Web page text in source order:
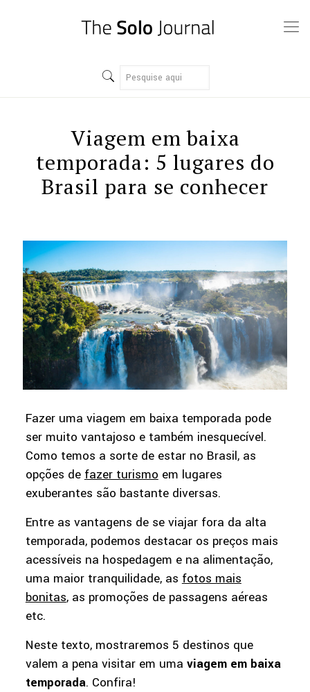
Viagem em baixa
temporada: 5 lugares do
Brasil para se conhecer
Fazer uma viagem em baixa temporada pode
ser muito vantajoso e também inesquecível.
Como temos a sorte de estar no Brasil, as
opções de fazer turismo em lugares
exuberantes são bastante diversas.
Entre as vantagens de se viajar fora da alta
temporada, podemos destacar os preços mais
acessíveis na hospedagem e na alimentação,
uma maior tranquilidade, as fotos mais
bonitas, as promoções de passagens aéreas
etc.
Neste texto, mostraremos 5 destinos que
valem a pena visitar em uma viagem em baixa
temporada. Confira!